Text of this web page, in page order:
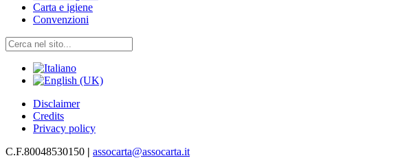
Carta e igiene
Convenzioni
Disclaimer
Credits
Privacy policy
C.F.80048530150 | assocarta@assocarta.it